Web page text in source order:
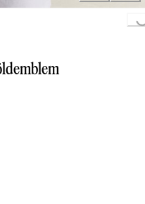
Loading...